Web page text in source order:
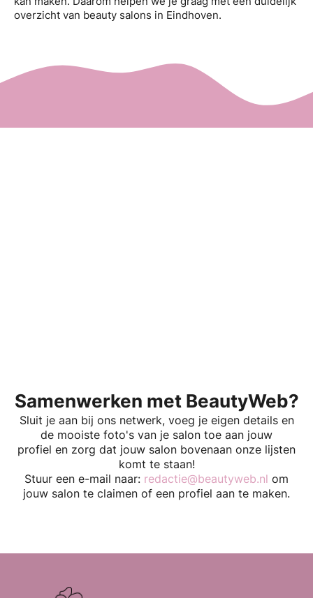
overzicht van beauty salons in Eindhoven.
Samenwerken met BeautyWeb?
Sluit je aan bij ons netwerk, voeg je eigen details en
de mooiste foto's van je salon toe aan jouw
profiel en zorg dat jouw salon bovenaan onze lijsten
komt te staan!
Stuur een e-mail naar: redactie@beautyweb.nl om
jouw salon te claimen of een profiel aan te maken.